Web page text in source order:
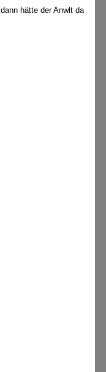
hätte der Anwlt da